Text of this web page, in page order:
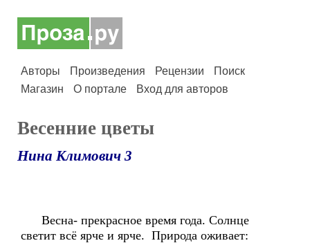
Авторы Произведения Рецензии
Поиск
Магазин
О портале Вход для авторов
Весенние цветы
Нина Климович 3
Весна- прекрасное время года. Солнце
светит всё ярче и ярче. Природа оживает: